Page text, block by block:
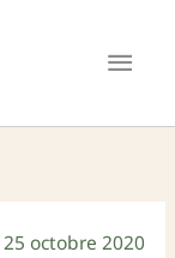
25 octobre 2020